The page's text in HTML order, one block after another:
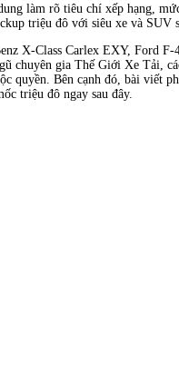
làm rõ tiêu chí xếp hạng,
triệu đô với siêu xe và SUV
X-Class Carlex EXY, Ford
chuyên gia Thế Giới Xe Tải,
quyền. Bên cạnh đó, bài viết
triệu đô ngay sau đây.